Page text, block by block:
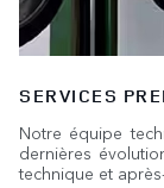
SERVICES
Notre équipe
dernières
technique et